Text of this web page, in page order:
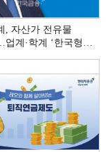
, 자산가 전유물
계·학계 ‘한국형